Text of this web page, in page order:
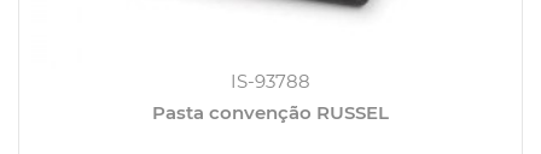
IS-93788
Pasta convenção RUSSEL